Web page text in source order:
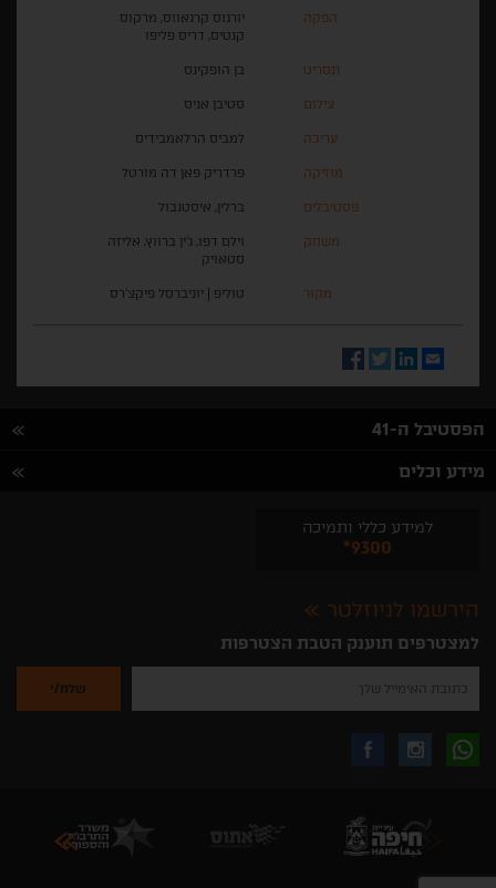
הפקה
יורגוס קרנאווס, מרקוס
קנטיס, דריס פליפו
תסריט בן הופקינס
צילום סטיבן אניס
עריכה למביס הרלאמבידיס
מוזיקה פרדריק פאן דה מורטל
פסטיבלים ברלין, איסטנבול
משחק
וילם דפו, ג'ין ברווץ, אליזה
סטאויק
מקור טוליפ | יוניברסל פיקצ'רס
Email
LinkedIn
Twitter
Facebook
הפסטיבל ה-41
מידע וכלים
למידע כללי ותמיכה
*9300
הירשמו לניוזלטר
למצטרפים תוענק הטבת הצטרפות
להזין
שלך
לקבלת
באינסטגרם
עקבו
בפייסבוק